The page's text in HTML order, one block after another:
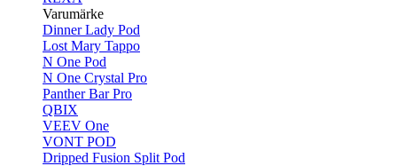
Varumärke
Dinner Lady Pod
Lost Mary Tappo
N One Pod
N One Crystal Pro
Panther Bar Pro
QBIX
VEEV One
VONT POD
Dripped Fusion Split Pod